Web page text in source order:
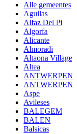
Alle gemeentes
Aguilas
Alfaz Del Pi
Algorfa
Alicante
Almoradi
Altaona Village
Altea
ANTWERPEN
ANTWERPEN
Aspe
Avileses
BALEGEM
BALEN
Balsicas